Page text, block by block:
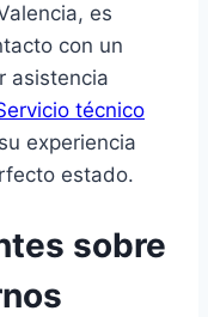
es
con un
asistencia
técnico
experiencia
estado.
sobre